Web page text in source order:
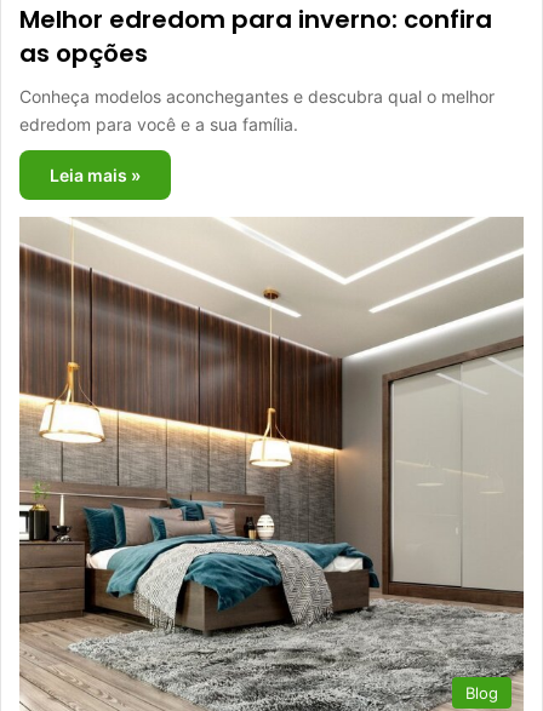
Melhor edredom para inverno: confira
as opções
Conheça modelos aconchegantes e descubra qual o melhor
edredom para você e a sua família.
Leia mais »
Blog